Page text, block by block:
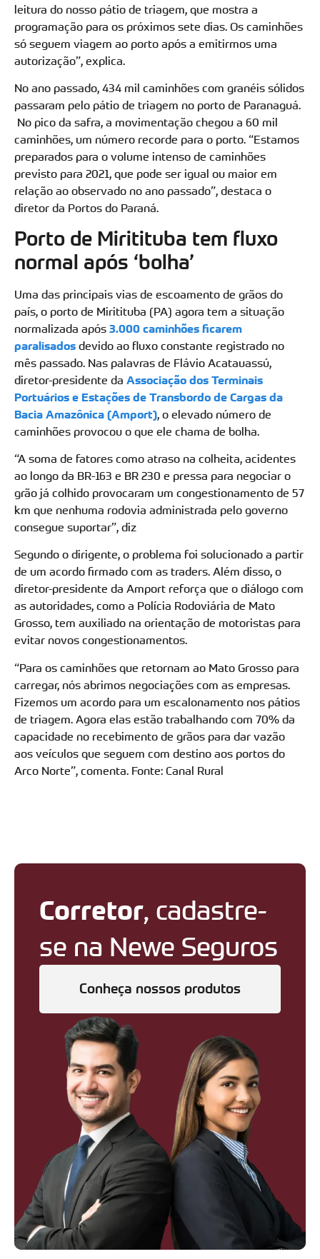
leitura do nosso pátio de triagem, que mostra a
programação para os próximos sete dias. Os caminhões
só seguem viagem ao porto após a emitirmos uma
autorização”, explica.
No ano passado, 434 mil caminhões com granéis sólidos
passaram pelo pátio de triagem no porto de Paranaguá.
No pico da safra, a movimentação chegou a 60 mil
caminhões, um número recorde para o porto. “Estamos
preparados para o volume intenso de caminhões
previsto para 2021, que pode ser igual ou maior em
relação ao observado no ano passado”, destaca o
diretor da Portos do Paraná.
Porto de Miritituba tem fluxo
normal após ‘bolha’
Uma das principais vias de escoamento de grãos do
país, o porto de Miritituba (PA) agora tem a situação
normalizada após 3.000 caminhões ficarem
paralisados devido ao fluxo constante registrado no
mês passado. Nas palavras de Flávio Acatauassú,
diretor-presidente da Associação dos Terminais
Portuários e Estações de Transbordo de Cargas da
Bacia Amazônica (Amport), o elevado número de
caminhões provocou o que ele chama de bolha.
“A soma de fatores como atraso na colheita, acidentes
ao longo da BR-163 e BR 230 e pressa para negociar o
grão já colhido provocaram um congestionamento de 57
km que nenhuma rodovia administrada pelo governo
consegue suportar”, diz
Segundo o dirigente, o problema foi solucionado a partir
de um acordo firmado com as traders. Além disso, o
diretor-presidente da Amport reforça que o diálogo com
as autoridades, como a Polícia Rodoviária de Mato
Grosso, tem auxiliado na orientação de motoristas para
evitar novos congestionamentos.
“Para os caminhões que retornam ao Mato Grosso para
carregar, nós abrimos negociações com as empresas.
Fizemos um acordo para um escalonamento nos pátios
de triagem. Agora elas estão trabalhando com 70% da
capacidade no recebimento de grãos para dar vazão
aos veículos que seguem com destino aos portos do
Arco Norte”, comenta. Fonte: Canal Rural
Corretor, cadastre-
se na Newe Seguros
Conheça nossos produtos